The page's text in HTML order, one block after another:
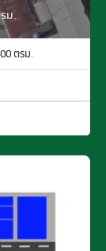
ม.
ตรม.